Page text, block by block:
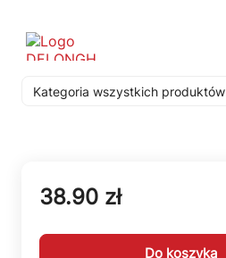
Kategoria wszystkich produktów
38.90 zł
Do koszyka